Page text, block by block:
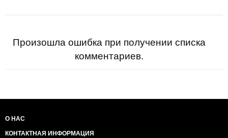
Произошла ошибка при получении списка
комментариев.
О НАС
КОНТАКТНАЯ ИНФОРМАЦИЯ